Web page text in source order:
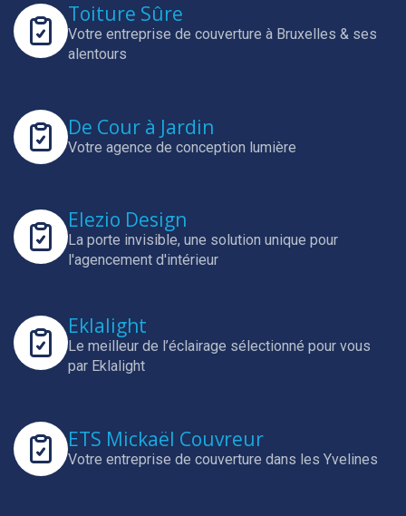
Toiture Sûre
Votre entreprise de couverture à Bruxelles & ses
alentours
De Cour à Jardin
Votre agence de conception lumière
Elezio Design
La porte invisible, une solution unique pour
l'agencement d'intérieur
Eklalight
Le meilleur de l’éclairage sélectionné pour vous
par Eklalight
ETS Mickaël Couvreur
Votre entreprise de couverture dans les Yvelines